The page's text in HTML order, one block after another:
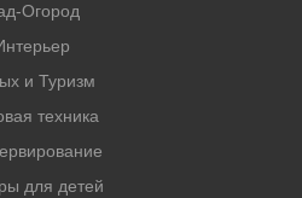
Огород
и Туризм
техника
для детей